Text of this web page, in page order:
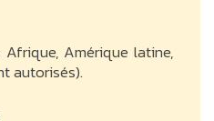
Amérique latine,
autorisés).